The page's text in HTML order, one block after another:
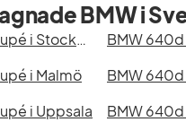
BMW i
BMW 640d xDrive Gran Coupé i Stockholm
i Malmö
BMW
i Uppsala